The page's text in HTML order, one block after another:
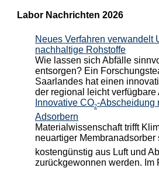
Labor Nachrichten 2026
Neues Verfahren verwandelt
nachhaltige Rohstoffe
Wie lassen sich Abfälle
entsorgen? Ein
Saarlandes hat einen
der regional leicht verfügbare
Innovative CO2-Abscheidung
Adsorbern
Materialwissenschaft trifft
neuartiger Membranadsorber
kostengünstig aus Luft und
zurückgewonnen werden. Im